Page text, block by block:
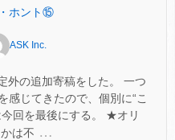
ホント⑮
ASK Inc.
外の追加寄稿をした。 一つ
感じてきたので、個別に“こ
回を最後にする。 ★オリ
は不 …